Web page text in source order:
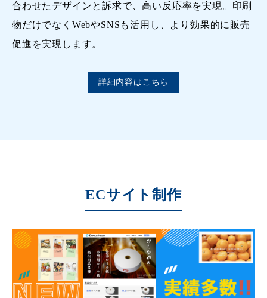
合わせたデザインと訴求で、高い反応率を実現。印刷
物だけでなくWebやSNSも活用し、より効果的に販売
促進を実現します。
詳細内容はこちら
ECサイト制作